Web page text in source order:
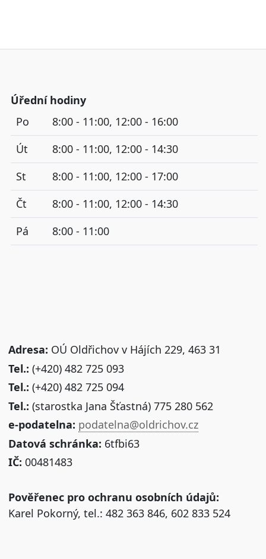
Úřední hodiny
Po
8:00 - 11:00, 12:00 - 16:00
Út
8:00 - 11:00, 12:00 - 14:30
St
8:00 - 11:00, 12:00 - 17:00
Čt
8:00 - 11:00, 12:00 - 14:30
Pá
8:00 - 11:00
Adresa: OÚ Oldřichov v Hájích 229, 463 31
Tel.: (+420) 482 725 093
Tel.: (+420) 482 725 094
Tel.: (starostka Jana Šťastná) 775 280 562
e-podatelna: podatelna@oldrichov.cz
Datová schránka: 6tfbi63
IČ: 00481483
Pověřenec pro ochranu osobních údajů:
Karel Pokorný, tel.: 482 363 846, 602 833 524